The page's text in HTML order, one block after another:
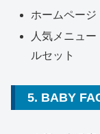
ホームページ
人気メニュ
ルセット
5. BABY